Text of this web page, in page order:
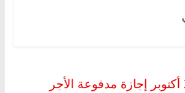
رئيس الوزراء: 21 أكتوبر إجازة مدفوعة الأجر